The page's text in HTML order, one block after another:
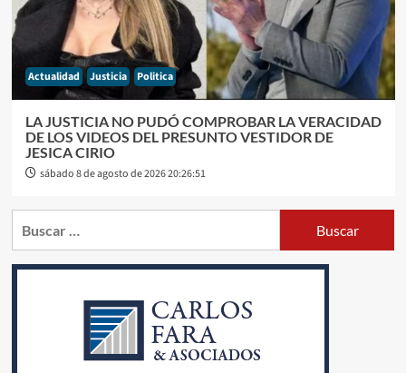
Actualidad Justicia Politica
LA JUSTICIA NO PUDÓ COMPROBAR LA VERACIDAD
DE LOS VIDEOS DEL PRESUNTO VESTIDOR DE
JESICA CIRIO
sábado 8 de agosto de 2026 20:26:51